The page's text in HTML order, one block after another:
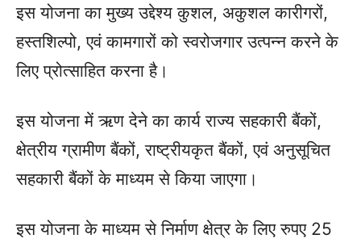
इस योजना का मुख्य उद्देश्य कुशल, अकुशल कारीगरों,
हस्तशिल्पो, एवं कामगारों को स्वरोजगार उत्पन्न करने के
लिए प्रोत्साहित करना है।
इस योजना में ऋण देने का कार्य राज्य सहकारी बैंकों,
क्षेत्रीय ग्रामीण बैंकों, राष्ट्रीयकृत बैंकों, एवं अनुसूचित
सहकारी बैंकों के माध्यम से किया जाएगा।
इस योजना के माध्यम से निर्माण क्षेत्र के लिए रुपए 25